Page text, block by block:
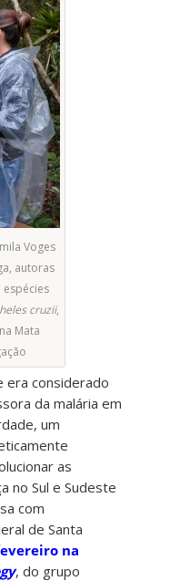
Voges
autoras
cruzii,
Mata
era considerado
da malária em
um
as
no Sul e Sudeste
com
de Santa
na
, do grupo